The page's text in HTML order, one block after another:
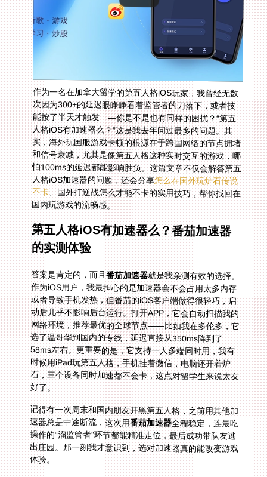
作为一名在加拿大留学的第五人格iOS玩家，我曾经无数
次因为300+的延迟眼睁睁看着监管者的刀落下，或者技
能按了半天才触发——你是不是也有同样的困扰？“第五
人格iOS有加速器么？”这是我去年问过最多的问题。其
实，海外玩国服游戏卡顿的根源在于跨国网络的节点拥堵
和信号衰减，尤其是像第五人格这种实时交互的游戏，哪
怕100ms的延迟都能影响胜负。这篇文章不仅会解答第五
人格iOS加速器的问题，还会分享怎么在国外玩炉石传说
不卡、国外打逆战怎么才能不卡的实用技巧，帮你找回在
国内玩游戏的流畅感。
第五人格iOS有加速器么？番茄加速器
的实测体验
答案是肯定的，而且番茄加速器就是我亲测有效的选择。
作为iOS用户，我最担心的是加速器会不会占用太多内存
或者导致手机发热，但番茄的iOS客户端做得很轻巧，启
动后几乎不影响后台运行。打开APP，它会自动扫描我的
网络环境，推荐最优的全球节点——比如我在多伦多，它
选了温哥华到国内的专线，延迟直接从350ms降到了
58ms左右。更重要的是，它支持一人多端同时用，我有
时候用iPad玩第五人格，手机挂着微信，电脑还开着炉
石，三个设备同时加速都不会卡，这点对留学生来说太友
好了。
记得有一次周末和国内朋友开黑第五人格，之前用其他加
速器总是中途断流，这次用番茄加速器全程稳定，连最吃
操作的“溜监管者”环节都能精准走位，最后成功带队友逃
出庄园。那一刻我才意识到，选对加速器真的能改变游戏
体验。